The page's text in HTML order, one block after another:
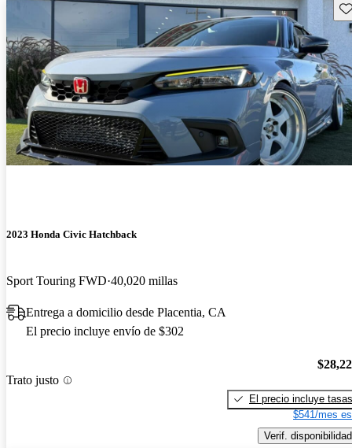
2023 Honda Civic Hatchback
Sport Touring FWD 40,020 millas
Entrega a domicilio desde Placentia, CA
El precio incluye envío de $302
Trato justo
El precio incluye tasas
$541/mes
Verif. disponibilidad